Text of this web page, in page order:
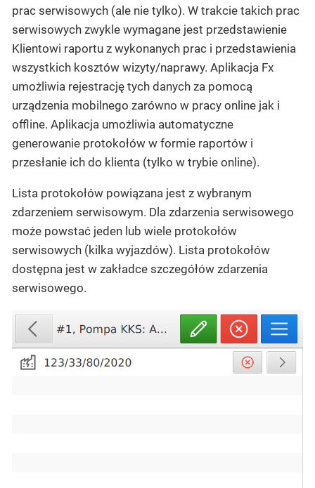
prac serwisowych (ale nie tylko). W trakcie takich prac
serwisowych zwykle wymagane jest przedstawienie
Klientowi raportu z wykonanych prac i przedstawienia
wszystkich kosztów wizyty/naprawy. Aplikacja Fx
umożliwia rejestrację tych danych za pomocą
urządzenia mobilnego zarówno w pracy online jak i
offline. Aplikacja umożliwia automatyczne
generowanie protokołów w formie raportów i
przesłanie ich do klienta (tylko w trybie online).
Lista protokołów powiązana jest z wybranym
zdarzeniem serwisowym. Dla zdarzenia serwisowego
może powstać jeden lub wiele protokołów
serwisowych (kilka wyjazdów). Lista protokołów
dostępna jest w zakładce szczegółów zdarzenia
serwisowego.